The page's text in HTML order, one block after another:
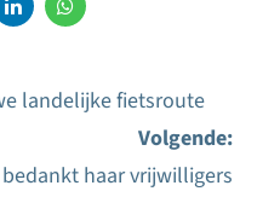
landelijke fietsroute
Volgende:
haar vrijwilligers